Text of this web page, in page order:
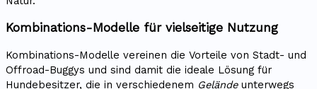
Kombinations-Modelle für vielseitige Nutzung
Kombinations-Modelle vereinen die Vorteile von Stadt- und
Offroad-Buggys und sind damit die ideale Lösung für
Hundebesitzer, die in verschiedenem Geländeunterwegs